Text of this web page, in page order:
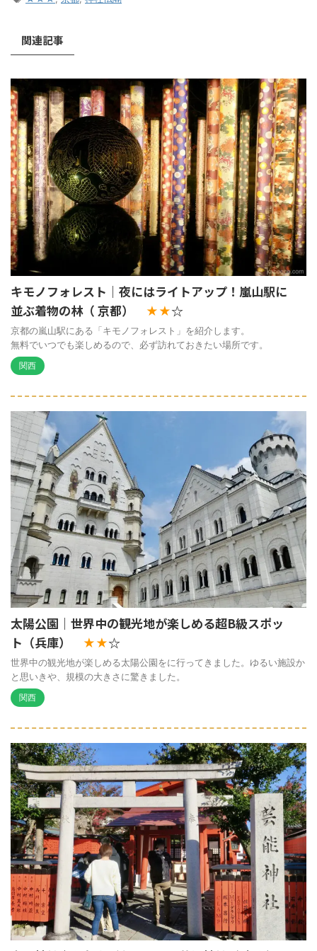
関連記事
キモノフォレスト｜夜にはライトアップ！嵐山駅に
並ぶ着物の林（ 京都）
★★☆
京都の嵐山駅にある「キモノフォレスト」を紹介します。
無料でいつでも楽しめるので、必ず訪れておきたい場所です。
関西
太陽公園｜世界中の観光地が楽しめる超B級スポッ
ト（兵庫）
★★☆
世界中の観光地が楽しめる太陽公園をに行ってきました。ゆるい施設か
と思いきや、規模の大きさに驚きました。
関西